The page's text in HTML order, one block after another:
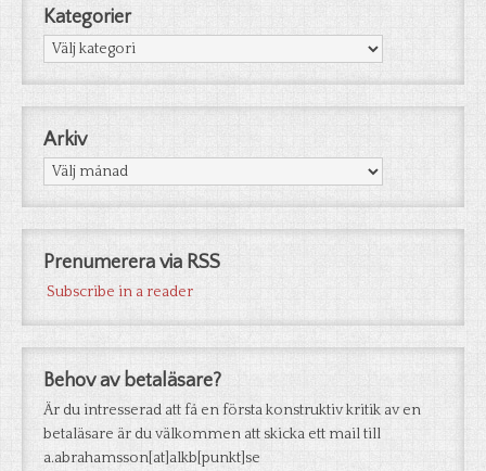
Kategorier
Kategorier
Arkiv
Arkiv
Prenumerera via RSS
Subscribe in a reader
Behov av betaläsare?
Är du intresserad att få en första konstruktiv kritik av en
betaläsare är du välkommen att skicka ett mail till
a.abrahamsson[at]alkb[punkt]se